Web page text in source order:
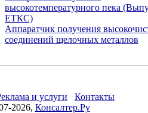
высокотемпературного пека
ЕТКС)
Аппаратчик получения
соединений щелочных металлов
и услуги
Контакты
2026, Консалтер.Ру